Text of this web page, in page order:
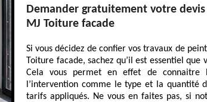
Demander gratuitement votre
MJ Toiture facade
Si vous décidez de confier vos travaux de
Toiture facade, sachez qu’il est essentiel que
Cela vous permet en effet de connaitre
l’intervention comme le type et la quantité
tarifs appliqués. Ne vous en faites pas, si